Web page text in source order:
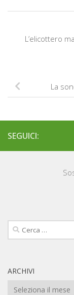
L’elicottero
La
SEGUICI:
Ricerca
per:
ARCHIVI
Archivi